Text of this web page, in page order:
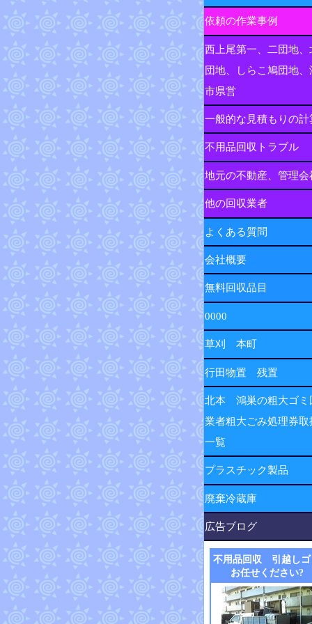
依頼の作業事例
西上尾第一、二団地、
団地、しらこ鳩団地、
市県営
一般的な見積もりの計
不用品回収トラブル
地元の不動産、管理会
他の回収業者
よくある質問
会社概要
無料回収品目
0000
草刈 本町
行田物置 残置
北本 鴻巣の粗大ゴミ
業者粗大ごみ処理券取
一覧
プラスチック製品
廃棄冷蔵庫
広告ブログ
不用品回収 引越しゴ
お任せください?